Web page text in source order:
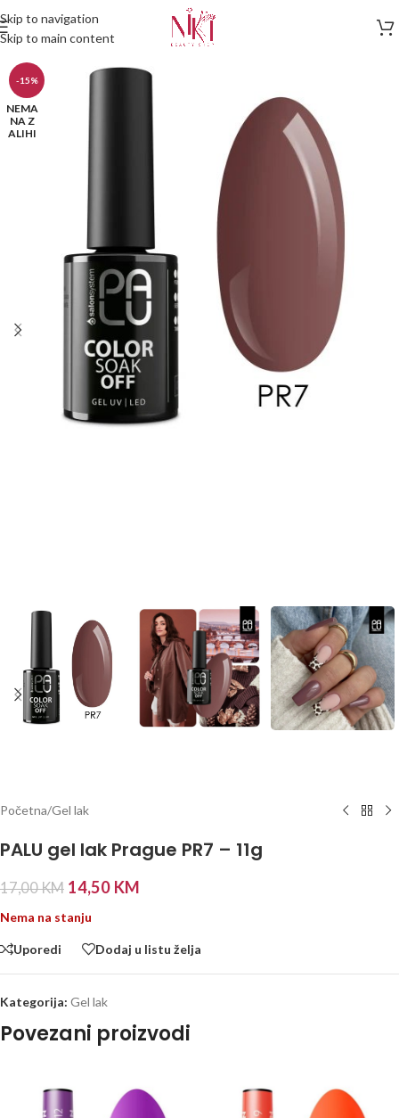
Skip to navigation
Skip to main content
-15%
NEMA
NA Z
ALIHI
Početna/Gel lak
PALU gel lak Prague PR7 – 11g
17,00KM 14,50 KM
Nema na stanju
Uporedi Dodaj u listu želja
Kategorija: Gel lak
Povezani proizvodi